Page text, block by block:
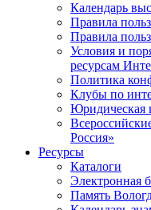
Календарь
Правила
Правила
Условия и
ресурсам
Политика
Клубы по
Юридическая
Россия»
Ресурсы
Каталоги
Электронная
Память